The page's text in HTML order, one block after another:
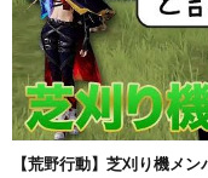
【荒野行動】芝刈り機メ